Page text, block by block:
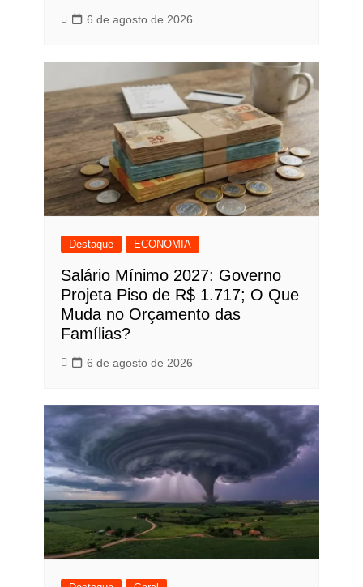
6 de agosto de 2026
Destaque ECONOMIA
Salário Mínimo 2027: Governo
Projeta Piso de R$ 1.717; O Que
Muda no Orçamento das
Famílias?
6 de agosto de 2026